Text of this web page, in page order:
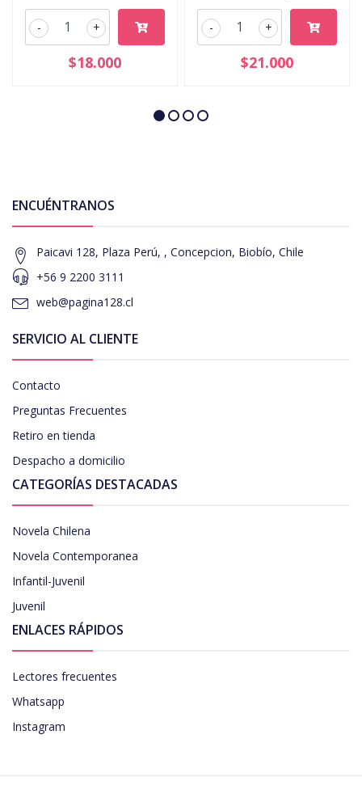
+
-
$18.000
+
-
$21.000
ENCUÉNTRANOS
Paicavi 128, Plaza Perú, , Concepcion, Biobío, Chile
+56 9 2200 3111
web@pagina128.cl
SERVICIO AL CLIENTE
Contacto
Preguntas Frecuentes
Retiro en tienda
Despacho a domicilio
CATEGORÍAS DESTACADAS
Novela Chilena
Novela Contemporanea
Infantil-Juvenil
Juvenil
ENLACES RÁPIDOS
Lectores frecuentes
Whatsapp
Instagram